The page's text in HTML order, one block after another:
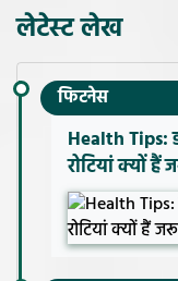
लेटेस्ट लेख
फिटनेस
Health Tips:
रोटियां क्यों